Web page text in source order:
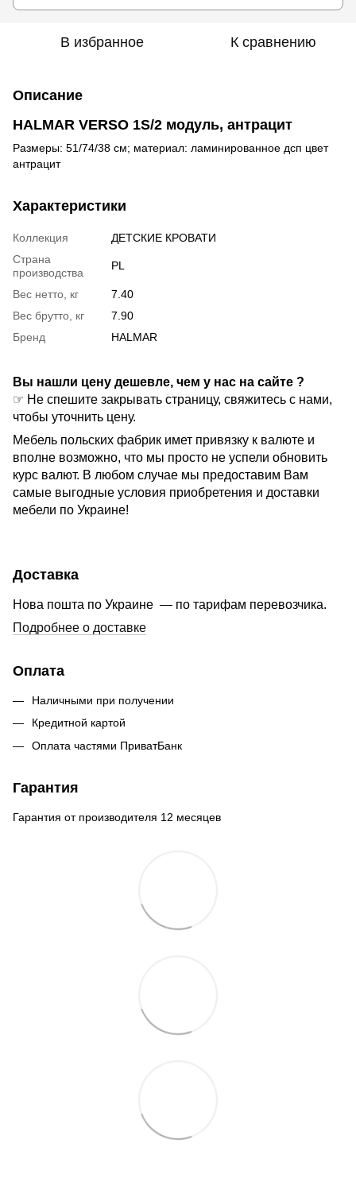
В избранное К сравнению
Описание
HALMAR VERSO 1S/2 модуль, антрацит
Размеры: 51/74/38 см; материал: ламинированное дсп цвет
антрацит
Характеристики
Коллекция
ДЕТСКИЕ КРОВАТИ
Страна
производства
PL
Вес нетто, кг
7.40
Вес брутто, кг
7.90
Бренд
HALMAR
Вы нашли цену дешевле, чем у нас на сайте ?
☞ Не спешите закрывать страницу, свяжитесь с нами,
чтобы уточнить цену.
Мебель польских фабрик имет привязку к валюте и
вполне возможно, что мы просто не успели обновить
курс валют. В любом случае мы предоставим Вам
самые выгодные условия приобретения и доставки
мебели по Украине!
Доставка
Нова пошта по Украине — по тарифам перевозчика.
Подробнее о доставке
Оплата
Наличными при получении
Кредитной картой
Оплата частями ПриватБанк
Гарантия
Гарантия от производителя 12 месяцев